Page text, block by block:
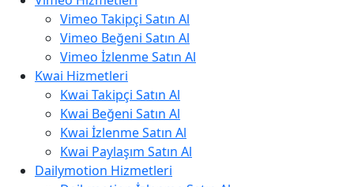
Vimeo Takipçi Satın Al
Vimeo Beğeni Satın Al
Vimeo İzlenme Satın Al
Kwai Hizmetleri
Kwai Takipçi Satın Al
Kwai Beğeni Satın Al
Kwai İzlenme Satın Al
Kwai Paylaşım Satın Al
Dailymotion Hizmetleri